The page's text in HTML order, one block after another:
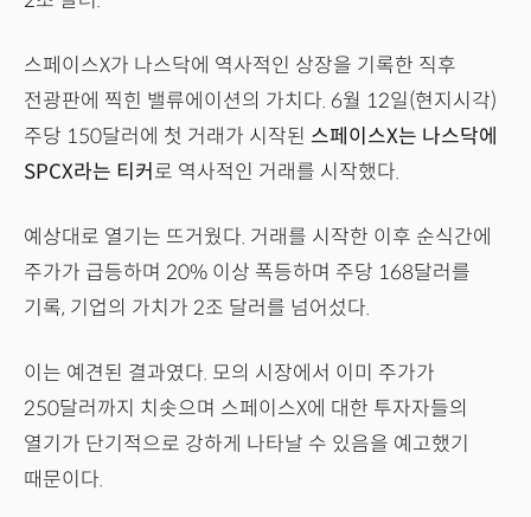
스페이스X가 나스닥에 역사적인 상장을 기록한 직후
전광판에 찍힌 밸류에이션의 가치다. 6월 12일(현지시각)
주당 150달러에 첫 거래가 시작된 스페이스X는 나스닥에
SPCX라는 티커 로 역사적인 거래를 시작했다.
예상대로 열기는 뜨거웠다. 거래를 시작한 이후 순식간에
주가가 급등하며 20% 이상 폭등하며 주당 168달러를
기록, 기업의 가치가 2조 달러를 넘어섰다.
이는 예견된 결과였다. 모의 시장에서 이미 주가가
250달러까지 치솟으며 스페이스X에 대한 투자자들의
열기가 단기적으로 강하게 나타날 수 있음을 예고했기
때문이다.